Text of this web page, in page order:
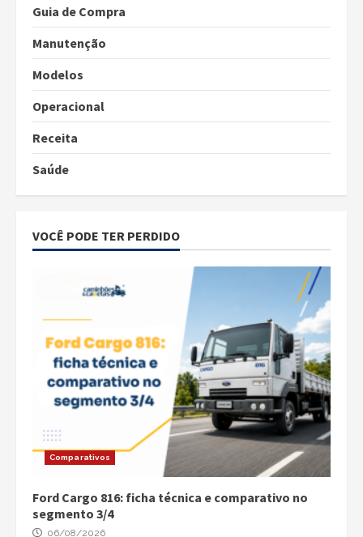
Guia de Compra
Manutenção
Modelos
Operacional
Receita
Saúde
VOCÊ PODE TER PERDIDO
Comparativos
Ford Cargo 816: ficha técnica e comparativo no
segmento 3/4
06/08/2026